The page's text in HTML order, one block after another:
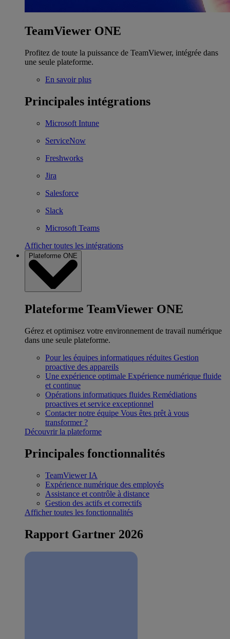
TeamViewer ONE
Profitez de toute la puissance de TeamViewer, intégrée dans
une seule plateforme.
En savoir plus
Principales intégrations
Microsoft Intune
ServiceNow
Freshworks
Jira
Salesforce
Slack
Microsoft Teams
Afficher toutes les intégrations
Plateforme ONE
Plateforme TeamViewer ONE
Gérez et optimisez votre environnement de travail numérique
dans une seule plateforme.
Pour les équipes informatiques réduites Gestion
proactive des appareils
Une expérience optimale Expérience numérique fluide
et continue
Opérations informatiques fluides Remédiations
proactives et service exceptionnel
Contacter notre équipe Vous êtes prêt à vous
transformer ?
Découvrir la plateforme
Principales fonctionnalités
TeamViewer IA
Expérience numérique des employés
Assistance et contrôle à distance
Gestion des actifs et correctifs
Afficher toutes les fonctionnalités
Rapport Gartner 2026